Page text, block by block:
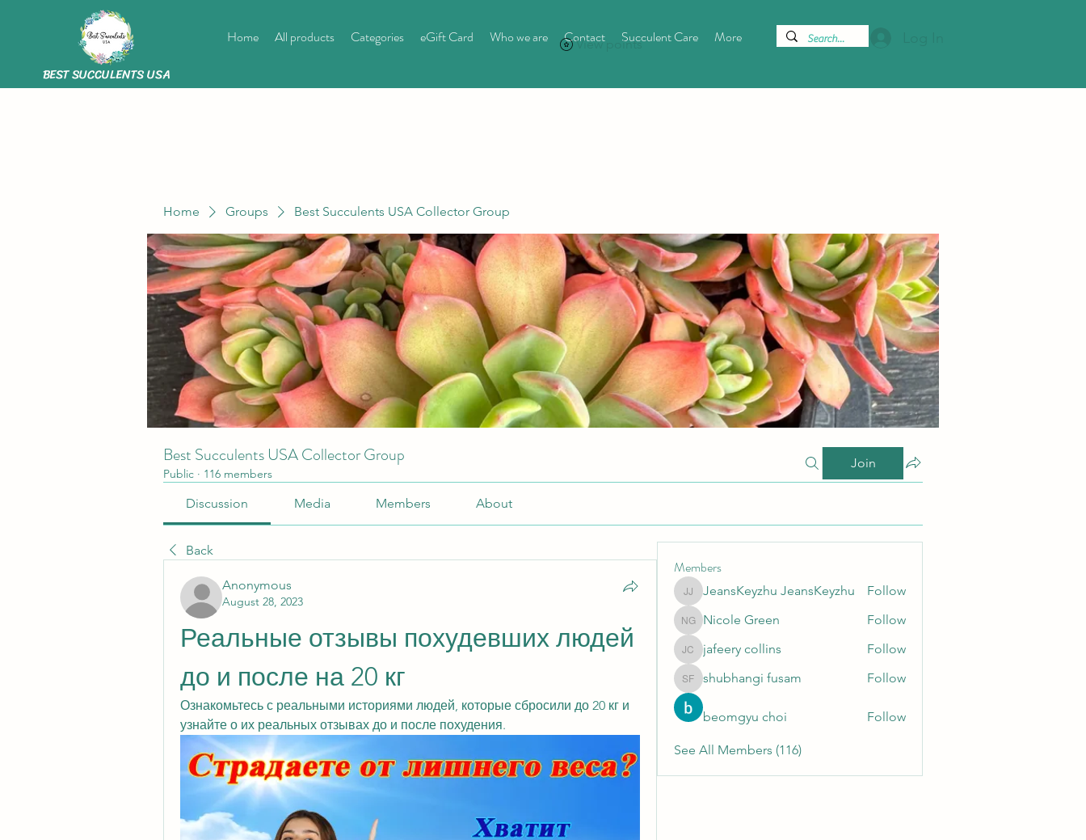
BEST SUCCULENTS USA
Home All products Categories eGift Card Who we are Contact Succulent Care More
View points
Home Groups Best Succulents USA Collector Group
Best Succulents USA Collector Group
Public · 116 members
Join
Discussion Media Members About
Back
Anonymous
August 28, 2023
Реальные отзывы похудевших людей
до и после на 20 кг
Ознакомьтесь с реальными историями людей, которые сбросили до 20 кг и
узнайте о их реальных отзывах до и после похудения.
Members
JeansKeyzhu JeansKeyzhu
JeansKeyzhu JeansKeyzhu Follow
Nicole Green
Nicole Green Follow
jafeery collins
jafeery collins Follow
shubhangi fusam
shubhangi fusam Follow
beomgyu choi Follow
See All Members (116)